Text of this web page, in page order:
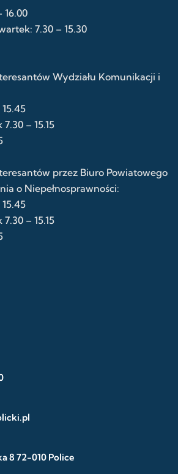
16.00
7.30 – 15.30
Wydziału Komunikacji i
– 15.15
przez Biuro Powiatowego
o Niepełnosprawności:
– 15.15
8 72-010 Police